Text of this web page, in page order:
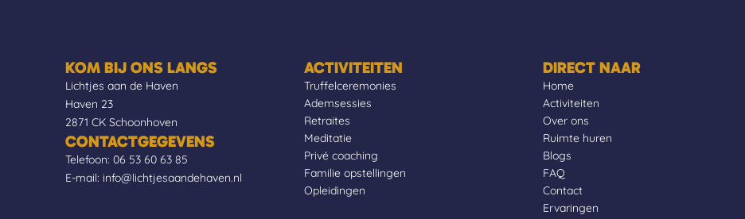
KOM BIJ ONS LANGS
Lichtjes aan de Haven
Haven 23
2871 CK Schoonhoven
CONTACTGEGEVENS
Telefoon: 06 53 60 63 85
E-mail: info@lichtjesaandehaven.nl
ACTIVITEITEN
Truffelceremonies
Ademsessies
Retraites
Meditatie
Privé coaching
Familie opstellingen
Opleidingen
DIRECT NAAR
Home
Activiteiten
Over ons
Ruimte huren
Blogs
FAQ
Contact
Ervaringen